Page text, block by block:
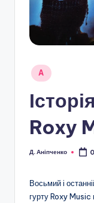
Опубліковано
A
Roxy
Опубліковано
Д. Аніпченко
Восьмий і
гурту Roxy Music